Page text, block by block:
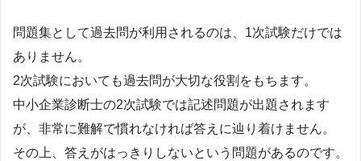
問題集として過去問が利用されるのは、1次試験だけでは
ありません。
2次試験においても過去問が大切な役割をもちます。
中小企業診断士の2次試験では記述問題が出題されます
が、非常に難解で慣れなければ答えに辿り着けません。
その上、答えがはっきりしないという問題があるのです。